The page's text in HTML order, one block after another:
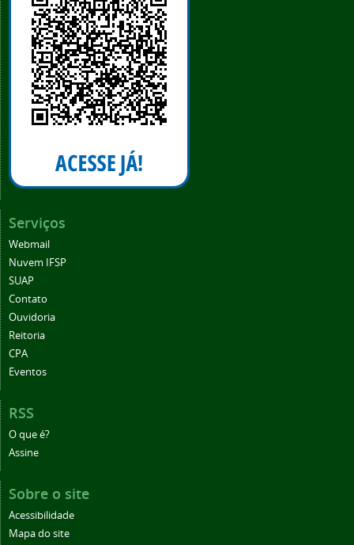
Serviços
Webmail
Nuvem IFSP
SUAP
Contato
Ouvidoria
Reitoria
CPA
Eventos
RSS
O que é?
Assine
Sobre o site
Acessibilidade
Mapa do site